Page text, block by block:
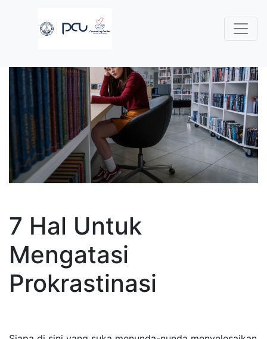
7 Hal Untuk
Mengatasi
Prokrastinasi